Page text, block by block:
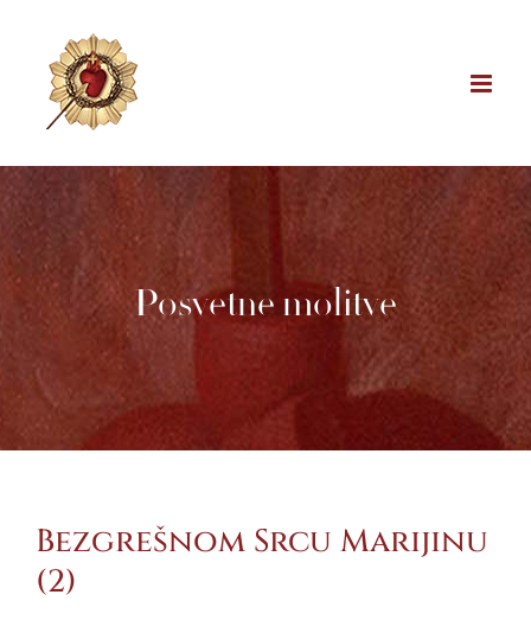
content
Posvetne molitve
Bezgrešnom Srcu Marijinu
(2)